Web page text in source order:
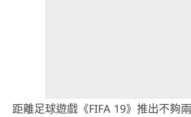
距離足球遊戲《FIFA 19》推出不夠